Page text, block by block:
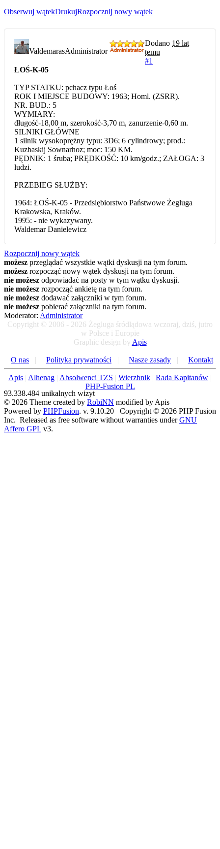
Obserwuj wątekDrukujRozpocznij nowy wątek
ValdemarasAdministrator
Dodano 19 lat
temu
#1
ŁOŚ-K-05
TYP STATKU: pchacz typu Łoś
ROK I MIEJSCE BUDOWY: 1963; Homl. (ZSRR).
NR. BUD.: 5
WYMIARY:
długość-18,00 m, szerokość-3,70 m, zanurzenie-0,60 m.
SILNIKI GŁÓWNE
1 silnik wysokoprężny typu: 3D6; 6 cylindrowy; prod.:
Kuzbaskij Sownarhoz; moc: 150 KM.
PĘDNIK: 1 śruba; PRĘDKOŚĆ: 10 km/godz.; ZAŁOGA: 3
ludzi.
PRZEBIEG SŁUŻBY:
1964: ŁOŚ-K-05 - Przedsiębiorstwo Państwowe Żegluga
Krakowska, Kraków.
1995: - nie wykazywany.
Waldemar Danielewicz
Rozpocznij nowy wątek
możesz przeglądać wszystkie wątki dyskusji na tym forum.
możesz rozpocząć nowy wątek dyskusji na tym forum.
nie możesz odpowiadać na posty w tym wątku dyskusji.
nie możesz rozpocząć ankietę na tym forum.
nie możesz dodawać załączniki w tym forum.
nie możesz pobierać załączniki na tym forum.
Moderator: Administrator
Copyright © 2006 - 2026 Żegluga śródlądowa wczoraj, dziś, jutro
w Polsce i Europie
Graphic design by Apis
O nas | Polityka prywatności | Nasze zasady | Kontakt
Apis | Alhenag | Absolwenci TZS | Wierzbnik | Rada Kapitanów |
PHP-Fusion PL
93.338.484 unikalnych wizyt
© 2026 Theme created by RobiNN modified by Apis
Powered by PHPFusion. v. 9.10.20 Copyright © 2026 PHP Fusion
Inc. Released as free software without warranties underGNU
Affero GPL v3.